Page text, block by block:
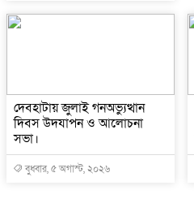
দেবহাটায় জুলাই গনঅভ্যুত্থান
দিবস উদযাপন ও আলোচনা
সভা।
বুধবার, ৫ অগাস্ট, ২০২৬